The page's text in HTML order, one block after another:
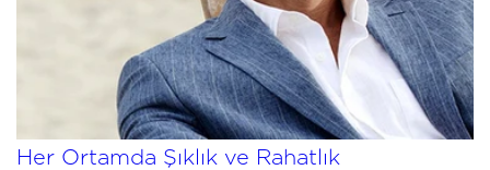
JULY 03 2026
Yazlık Erkek Kombinleri: Kiğılı ile
Her Ortamda Şıklık ve Rahatlık